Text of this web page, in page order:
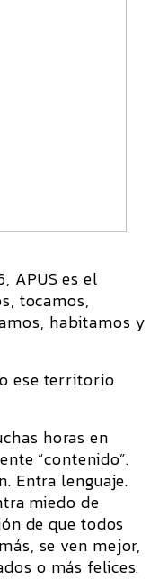
APUSes el
tocamos,
habitamos y
ese territorio
horas en
“contenido”.
Entra lenguaje.
miedo de
de que todos
se ven mejor,
o más felices.